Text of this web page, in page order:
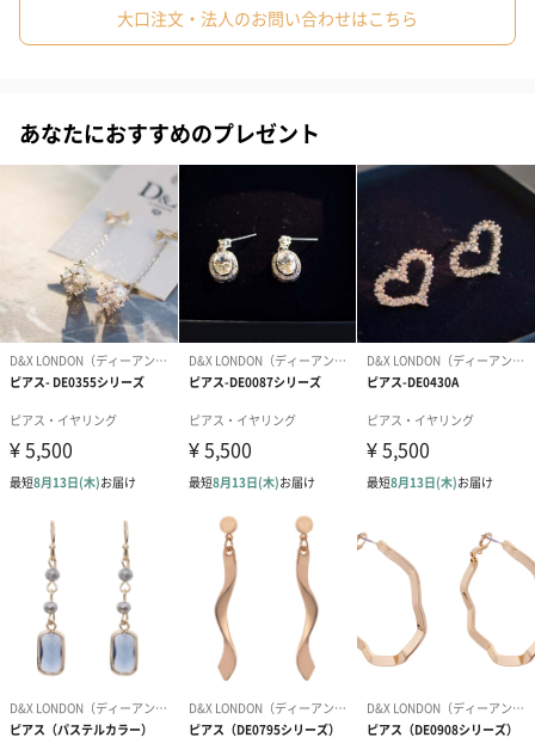
るロンドン発のブランドです。
商品詳細情報
素材
合金
製造国
イギリス企画、中国製
商品本体サイ
ズ
縦70mm×横23mm×奥行き7mm
商品本体重量
商品オプション情報
ラッピング
大口注文・法人のお問い合わせはこちら
あなたにおすすめのプレゼント